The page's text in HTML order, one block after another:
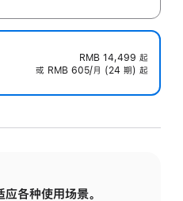
RMB 14,499 起
或 RMB 605/月 (24 期) 起
应各种使用场景。